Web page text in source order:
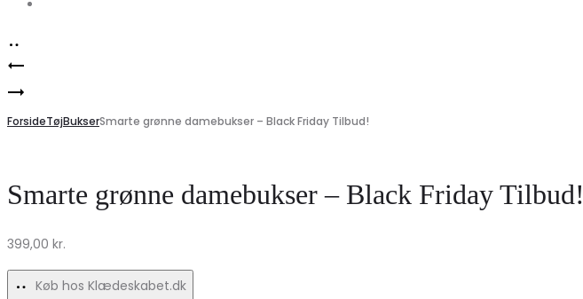
Product
navigation
i
fra
Du
Chateau
Stilfuld
quiltet
–
udsalg!
ForsideTøjBukserSmarte grønne damebukser – Black Friday Tilbud!
Smarte grønne damebukser – Black Friday Tilbud!
399,00 kr.
Køb hos Klædeskabet.dk